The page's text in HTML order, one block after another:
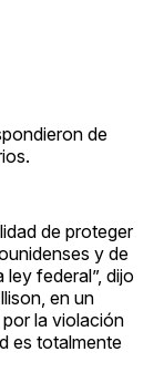
de
de proteger
y de
federal”, dijo
en un
la violación
es totalmente